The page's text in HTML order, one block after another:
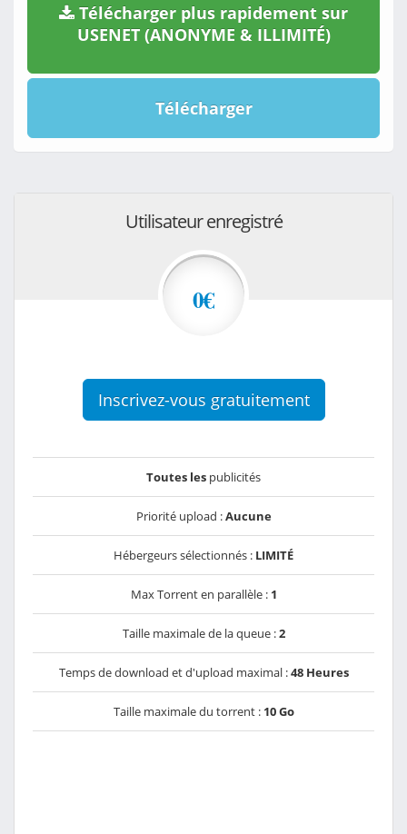
Télécharger plus rapidement sur
USENET (ANONYME & ILLIMITÉ)
Télécharger
Utilisateur enregistré
0€
Inscrivez-vous gratuitement
Toutes les publicités
Priorité upload :Aucune
Hébergeurs sélectionnés : LIMITÉ
Max Torrent en parallèle : 1
Taille maximale de la queue :2
Temps de download et d'upload maximal :48 Heures
Taille maximale du torrent : 10 Go